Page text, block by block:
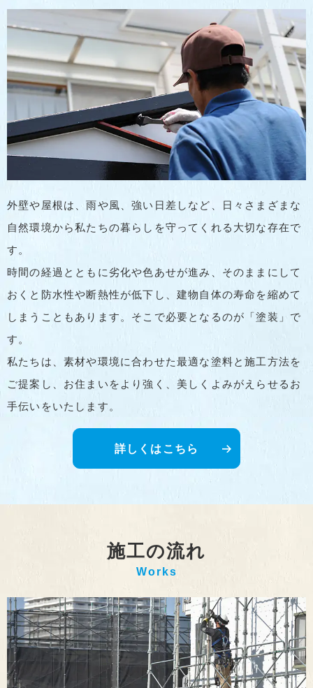
外壁や屋根は、雨や風、強い日差しなど、日々さまざまな
自然環境から私たちの暮らしを守ってくれる大切な存在で
す。
時間の経過とともに劣化や色あせが進み、そのままにして
おくと防水性や断熱性が低下し、建物自体の寿命を縮めて
しまうこともあります。そこで必要となるのが「塗装」で
す。
私たちは、素材や環境に合わせた最適な塗料と施工方法を
ご提案し、お住まいをより強く、美しくよみがえらせるお
手伝いをいたします。
詳しくはこちら
施工の流れ
Works